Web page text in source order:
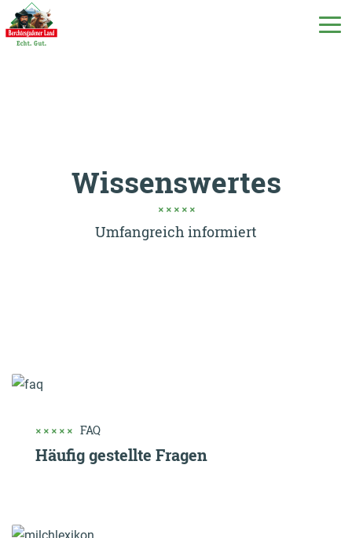
Unsere Produkte
Unsere Milch
Rezepte
ZUM LOGIN BEREICH
Wissenswertes
Umfangreich informiert
FAQ
Häufig gestellte Fragen